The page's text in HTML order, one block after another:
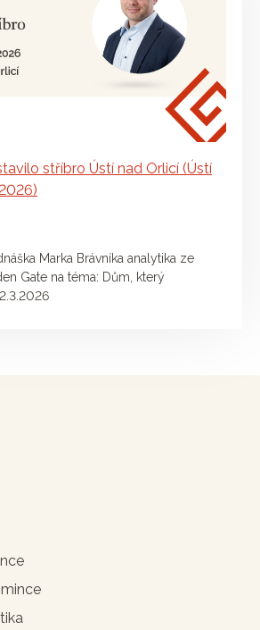
stříbro Ústí nad Orlicí (Ústí
Marka Brávníka analytika ze
Gate na téma: Dům, který